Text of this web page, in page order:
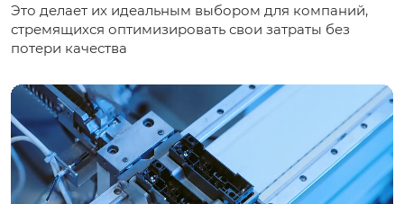
Это делает их идеальным выбором для компаний,
стремящихся оптимизировать свои затраты без
потери качества